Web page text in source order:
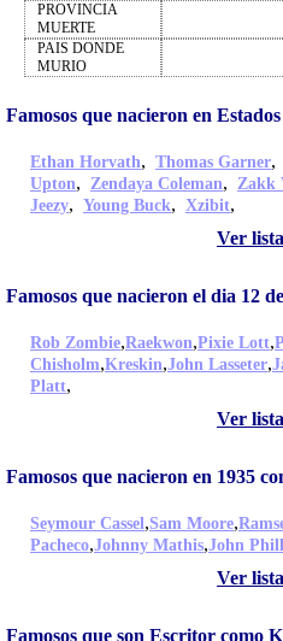
PROVINCIA
MUERTE
PAIS DONDE
MURIO
Famosos que nacieron en
Ethan Horvath, Thomas Garner,
Upton, Zendaya Coleman, Zakk
Jeezy, Young Buck, Xzibit,
Ver
Famosos que nacieron el dia 12
Rob Zombie,Raekwon,Pixie Lott,
Chisholm,Kreskin,John Lasseter,
Platt,
Ver
Famosos que nacieron en 1935
Seymour Cassel,Sam Moore,
Pacheco,Johnny Mathis,John
Ver
Famosos que son Escritor como